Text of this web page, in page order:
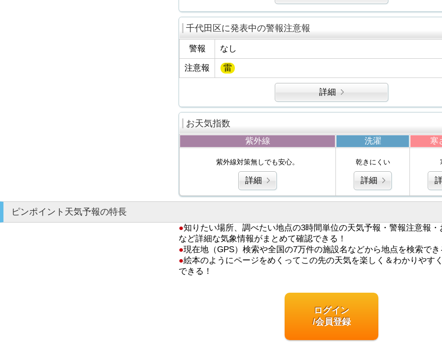
千代田区に発表中の警報注意報
警報 なし
注意報 雷
詳細
お天気指数
紫外線 洗濯 寒
紫外線対策無しでも安心。
詳細
乾きにくい
詳細
ピンポイント天気予報の特長
●知りたい場所、調べたい地点の3時間単位の天気予報・警報注意報・
など詳細な気象情報がまとめて確認できる！
●現在地（GPS）検索や全国の7万件の施設名などから地点を検索でき
●絵本のようにページをめくってこの先の天気を楽しく＆わかりやす
できる！
ログイン
/会員登録